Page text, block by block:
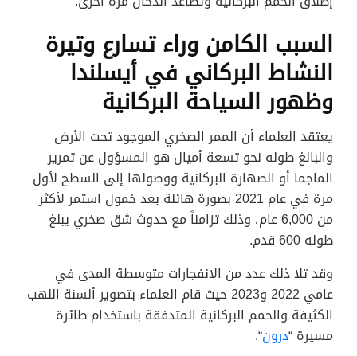
السبب الكامن وراء تسارع وتيرة
النشاط البركاني في أيسلندا
وظهور السياحة البركانية
يعتقد العلماء أن الممر الصخري الموجود تحت الأرض
والبالغ طوله نحو تسعة أميال هو المسؤول عن تمرير
الماجما أو الصهارة البركانية ووصولها إلى السطح لأول
مرة في عام 2021 بصورة هائلة بعد خمول استمر لأكثر
من 6,000 عام، وذلك تزامناً مع حدوث شق صخري يبلغ
طوله 600 قدم.
وقد تلا ذلك عدد من الانفجارات متوسطة المدى في
عامي 2022 و2023 حيث قام العلماء بتصوير ألسنة اللهب
الكثيفة والحمم البركانية المتدفقة باستخدام طائرة
مسيرة “درون“.